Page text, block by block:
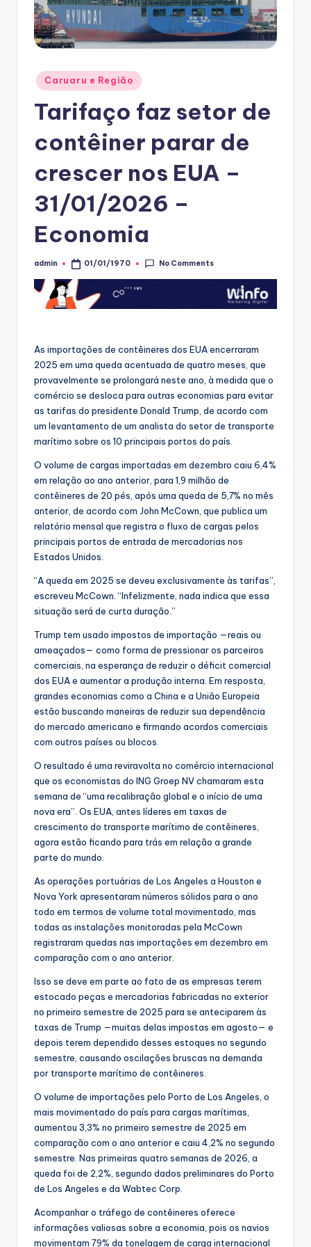
Posted
in
Caruaru e Região
Tarifaço faz setor de
contêiner parar de
crescer nos EUA –
31/01/2026 –
Economia
Posted
admin 01/01/1970 No Comments
As importações de contêineres dos EUA encerraram
2025 em uma queda acentuada de quatro meses, que
provavelmente se prolongará neste ano, à medida que o
comércio se desloca para outras economias para evitar
as tarifas do presidente Donald Trump, de acordo com
um levantamento de um analista do setor de transporte
marítimo sobre os 10 principais portos do país.
O volume de cargas importadas em dezembro caiu 6,4%
em relação ao ano anterior, para 1,9 milhão de
contêineres de 20 pés, após uma queda de 5,7% no mês
anterior, de acordo com John McCown, que publica um
relatório mensal que registra o fluxo de cargas pelos
principais portos de entrada de mercadorias nos
Estados Unidos.
“A queda em 2025 se deveu exclusivamente às tarifas”,
escreveu McCown. “Infelizmente, nada indica que essa
situação será de curta duração.”
Trump tem usado impostos de importação —reais ou
ameaçados— como forma de pressionar os parceiros
comerciais, na esperança de reduzir o déficit comercial
dos EUA e aumentar a produção interna. Em resposta,
grandes economias como a China e a União Europeia
estão buscando maneiras de reduzir sua dependência
do mercado americano e firmando acordos comerciais
com outros países ou blocos.
O resultado é uma reviravolta no comércio internacional
que os economistas do ING Groep NV chamaram esta
semana de “uma recalibração global e o início de uma
nova era”. Os EUA, antes líderes em taxas de
crescimento do transporte marítimo de contêineres,
agora estão ficando para trás em relação a grande
parte do mundo.
As operações portuárias de Los Angeles a Houston e
Nova York apresentaram números sólidos para o ano
todo em termos de volume total movimentado, mas
todas as instalações monitoradas pela McCown
registraram quedas nas importações em dezembro em
comparação com o ano anterior.
Isso se deve em parte ao fato de as empresas terem
estocado peças e mercadorias fabricadas no exterior
no primeiro semestre de 2025 para se anteciparem às
taxas de Trump —muitas delas impostas em agosto— e
depois terem dependido desses estoques no segundo
semestre, causando oscilações bruscas na demanda
por transporte marítimo de contêineres.
O volume de importações pelo Porto de Los Angeles, o
mais movimentado do país para cargas marítimas,
aumentou 3,3% no primeiro semestre de 2025 em
comparação com o ano anterior e caiu 4,2% no segundo
semestre. Nas primeiras quatro semanas de 2026, a
queda foi de 2,2%, segundo dados preliminares do Porto
de Los Angeles e da Wabtec Corp.
Acompanhar o tráfego de contêineres oferece
informações valiosas sobre a economia, pois os navios
movimentam 79% da tonelagem de carga internacional